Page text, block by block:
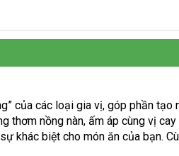
của các loại gia vị, góp phần
thơm nồng nàn, ấm áp cùng vị
khác biệt cho món ăn của bạn.